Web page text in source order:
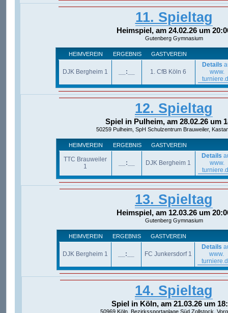
11. Spieltag
Heimspiel, am 24.02.26 um
Gutenberg Gymnasium
HEIMVEREIN ERGEBNIS GASTVEREIN
DJK Bergheim 1 __:__ 1. CfB Köln 6
Details
www.
12. Spieltag
Spiel in Pulheim, am 28.02.26 um
50259 Pulheim, SpH Schulzentrum Brauweiler,
HEIMVEREIN ERGEBNIS GASTVEREIN
TTC Brauweiler
1
__:__ DJK Bergheim 1
Details
www.
13. Spieltag
Heimspiel, am 12.03.26 um
Gutenberg Gymnasium
HEIMVEREIN ERGEBNIS GASTVEREIN
DJK Bergheim 1 __:__ FC Junkersdorf 1
Details
www.
14. Spieltag
Spiel in Köln, am 21.03.26 um
50969 Köln, Bezirkssportanlage Süd Zollstock,